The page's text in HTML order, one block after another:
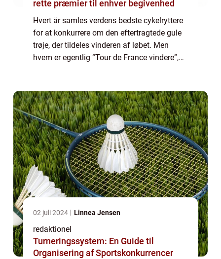
rette præmier til enhver begivenhed
Hvert år samles verdens bedste cykelryttere
for at konkurrere om den eftertragtede gule
trøje, der tildeles vinderen af løbet. Men
hvem er egentlig “Tour de France vindere”,
02 juli 2024 Linnea Jensen
redaktionel
Turneringssystem: En Guide til
Organisering af Sportskonkurrencer